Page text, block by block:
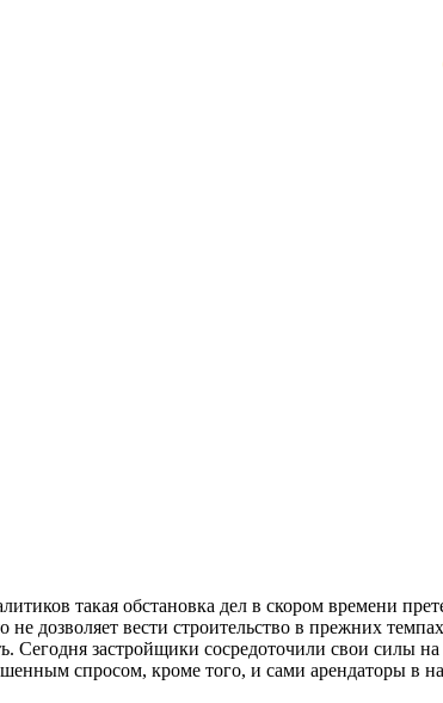
такая обстановка дел в скором времени
дозволяет вести строительство в прежних
застройщики сосредоточили свои силы
спросом, кроме того, и сами арендаторы в